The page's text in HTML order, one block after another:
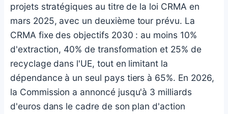
projets stratégiques au titre de la loi CRMA en
mars 2025, avec un deuxième tour prévu. La
CRMA fixe des objectifs 2030 : au moins 10%
d'extraction, 40% de transformation et 25% de
recyclage dans l'UE, tout en limitant la
dépendance à un seul pays tiers à 65%. En 2026,
la Commission a annoncé jusqu'à 3 milliards
d'euros dans le cadre de son plan d'action